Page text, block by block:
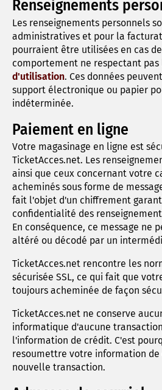
Renseignements
Les renseignements personnels
administratives et pour la
pourraient être utilisées en cas
comportement ne respectant pas
d'utilisation. Ces données
support électronique ou papier
indéterminée.
Paiement en ligne
Votre magasinage en ligne est
TicketAcces.net. Les
ainsi que ceux concernant votre
acheminés sous forme de
fait l'objet d'un chiffrement
confidentialité des
En conséquence, ce message ne
altéré ou décodé par un
TicketAcces.net rencontre les
sécurisée SSL, ce qui fait que
toujours acheminée de façon
TicketAcces.net ne conserve
informatique d'aucune
l'information de crédit. C'est
resoumettre votre information
nouvelle transaction.